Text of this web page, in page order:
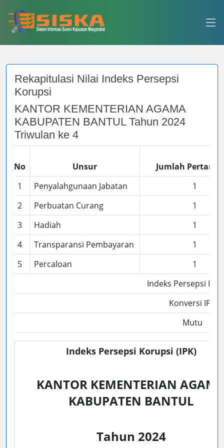
Rekapitulasi Nilai Indeks Persepsi
Korupsi
KANTOR KEMENTERIAN AGAMA
KABUPATEN BANTUL Tahun 2024
Triwulan ke 4
No Unsur
Jumlah
1
Penyalahgunaan Jabatan
1
2
Perbuatan Curang
1
3
Hadiah
1
4
Transparansi Pembayaran
1
5
Percaloan
1
Indeks Persepsi
Konversi IPK
Mutu
Indeks Persepsi Korupsi (IPK)
KANTOR KEMENTERIAN
KABUPATEN BANTUL
Tahun 2024